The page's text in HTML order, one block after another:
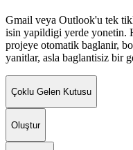
Gmail veya Outlook'u tek
isin yapildigi yerde yonetin.
projeye otomatik baglanir,
yanitlar, asla baglantisiz bir
Çoklu Gelen Kutusu
Oluştur